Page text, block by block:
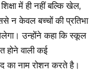
में ही नहीं बल्कि खेल,
न केवल बच्चों की प्रतिभा
उन्होंने कहा कि स्कूल
होने वाली कई
का नाम रोशन करते है।